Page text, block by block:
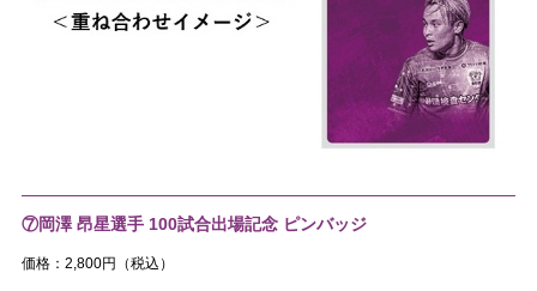
⑦岡澤 昂星選手 100試合出場記念 ピンバッジ
価格：2,800円（税込）